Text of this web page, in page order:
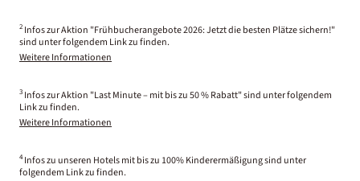
2 Infos zur Aktion "Frühbucherangebote 2026: Jetzt die besten Plätze sichern!"
sind unter folgendem Link zu finden.
Weitere Informationen
3 Infos zur Aktion "Last Minute – mit bis zu 50 % Rabatt" sind unter folgendem
Link zu finden.
Weitere Informationen
4 Infos zu unseren Hotels mit bis zu 100% Kinderermäßigung sind unter
folgendem Link zu finden.